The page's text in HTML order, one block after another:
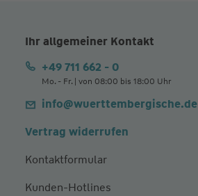
Ihr allgemeiner Kontakt
+49 711 662 - 0
Mo. - Fr. | von 08:00 bis 18:00 Uhr
info@wuerttembergische.de
Vertrag widerrufen
Kontaktformular
Kunden-Hotlines